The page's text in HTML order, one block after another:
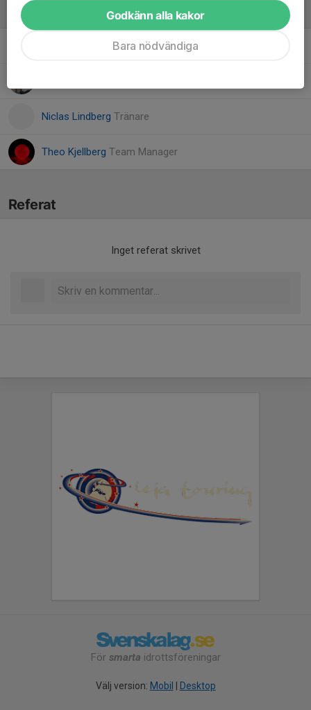
Ledare
Materialare P16-17
Niclas Lindberg Tränare
Theo Kjellberg Team Manager
Referat
Inget referat skrivet
För smarta idrottsföreningar
Välj version: Mobil Desktop
Godkänn alla kakor
Bara nödvändiga